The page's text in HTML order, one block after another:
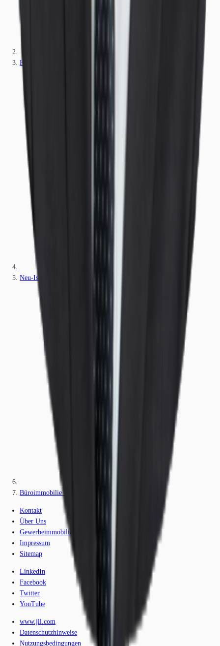
Hessen
Neu-Isenburg
Büroimmobilie - Neu-Isenburg - F1559
Kontakt
Über Uns
Gewerbeimmobilien-Lexikon
Impressum
Sitemap
LinkedIn
Facebook
Twitter
YouTube
www.jll.com
Datenschutzhinweise
Nutzungsbedingungen